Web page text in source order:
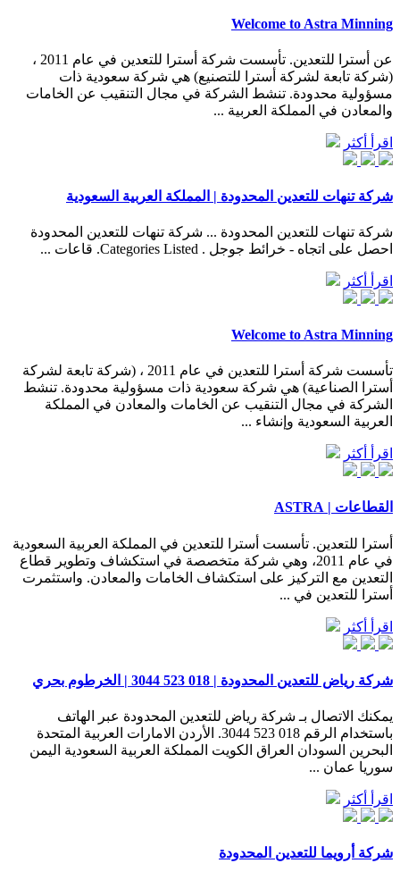
Welcome to Astra Minning
عن أسترا للتعدين. تأسست شركة أسترا للتعدين في عام 2011 ،
(شركة تابعة لشركة أسترا للتصنيع) هي شركة سعودية ذات
مسؤولية محدودة. تنشط الشركة في مجال التنقيب عن الخامات
والمعادن في المملكة العربية ...
اقرأ أكثر
شركة تنهات للتعدين المحدودة | المملكة العربية السعودية
شركة تنهات للتعدين المحدودة ... شركة تنهات للتعدين المحدودة
احصل على اتجاه - خرائط جوجل . Categories Listed. قاعات ...
اقرأ أكثر
Welcome to Astra Minning
تأسست شركة أسترا للتعدين في عام 2011 ، (شركة تابعة لشركة
أسترا الصناعية) هي شركة سعودية ذات مسؤولية محدودة. تنشط
الشركة في مجال التنقيب عن الخامات والمعادن في المملكة
العربية السعودية وإنشاء ...
اقرأ أكثر
القطاعات | ASTRA
أسترا للتعدين. تأسست أسترا للتعدين في المملكة العربية السعودية
في عام 2011، وهي شركة متخصصة في استكشاف وتطوير قطاع
التعدين مع التركيز على استكشاف الخامات والمعادن. واستثمرت
أسترا للتعدين في ...
اقرأ أكثر
شركة رياض للتعدين المحدودة | 018 523 3044 | الخرطوم بحري
يمكنك الاتصال بـ شركة رياض للتعدين المحدودة عبر الهاتف
باستخدام الرقم 018 523 3044. الأردن الامارات العربية المتحدة
البحرين السودان العراق الكويت المملكة العربية السعودية اليمن
سوريا عمان ...
اقرأ أكثر
شركة أرويما للتعدين المحدودة